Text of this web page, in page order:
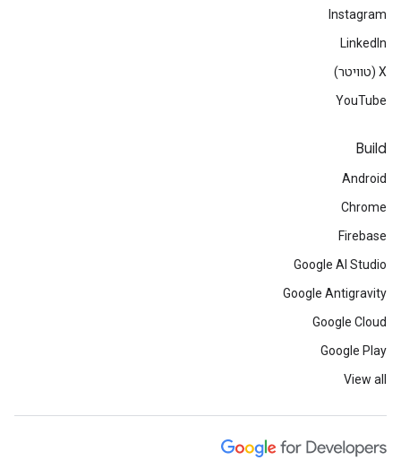
Instagram
LinkedIn
‫X (טוויטר)
YouTube
Build
Android
Chrome
Firebase
Google AI Studio
Google Antigravity
Google Cloud
Google Play
View all